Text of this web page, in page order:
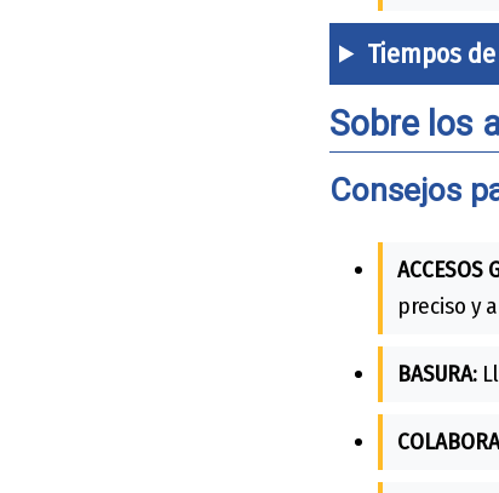
Tiempos
Sobre los
Consejos
ACCESOS
preciso y
BASURA: